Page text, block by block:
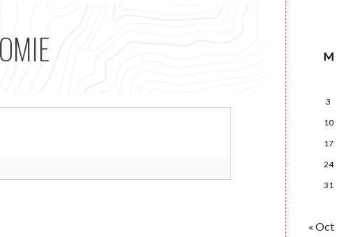
M
3
10
17
24
31
« Oct